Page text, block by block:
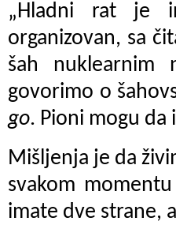
„Hladni rat je
organizovan, sa
šah nuklearnim
govorimo o
go. Pioni mogu da
Mišljenja je da
svakom
imate dve strane,